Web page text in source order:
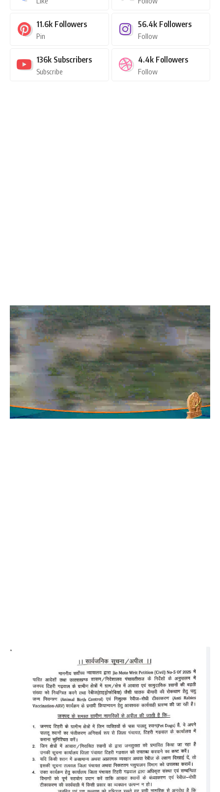
11.6k Followers
Pin
56.4k Followers
Follow
136k Subscribers
Subscribe
4.4k Followers
Follow